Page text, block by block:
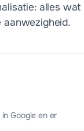
alles wat
aanwezigheid.
Google en er